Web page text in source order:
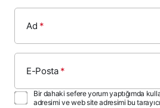
Ad *
E-Posta*
Bir dahaki sefere yorum yaptığımda
adresimi ve web site adresimi bu